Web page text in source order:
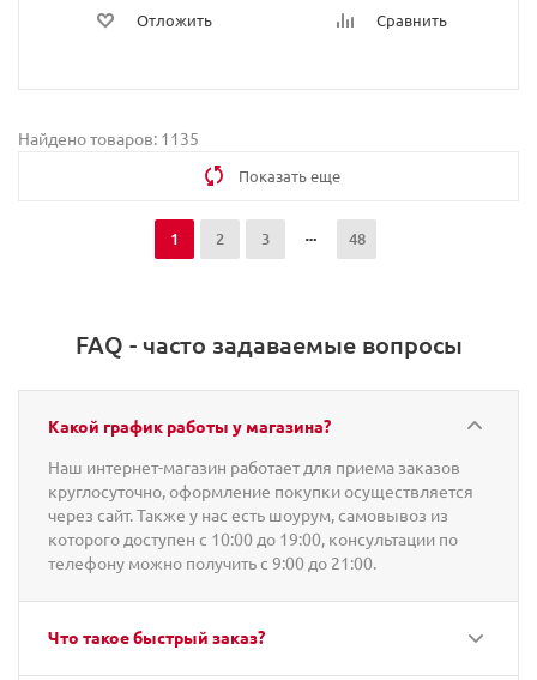
Отложить Сравнить
Найдено товаров: 1135
Показать еще
1 2 3 48
FAQ - часто задаваемые вопросы
Какой график работы у магазина?
Наш интернет-магазин работает для приема заказов
круглосуточно, оформление покупки осуществляется
через сайт. Также у нас есть шоурум, самовывоз из
которого доступен с 10:00 до 19:00, консультации по
телефону можно получить с 9:00 до 21:00.
Что такое быстрый заказ?